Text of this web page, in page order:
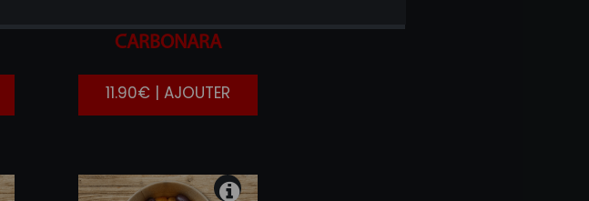
CARBONARA
11.90€ | AJOUTER